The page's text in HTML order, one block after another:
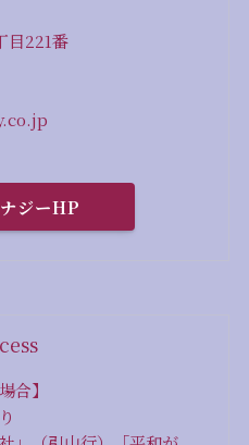
目221番
ジーHP
合】